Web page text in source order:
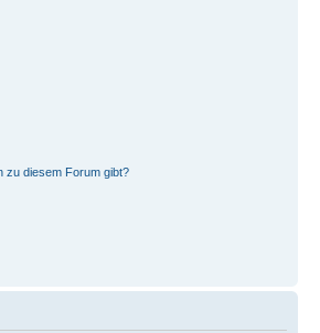
zu diesem Forum gibt?